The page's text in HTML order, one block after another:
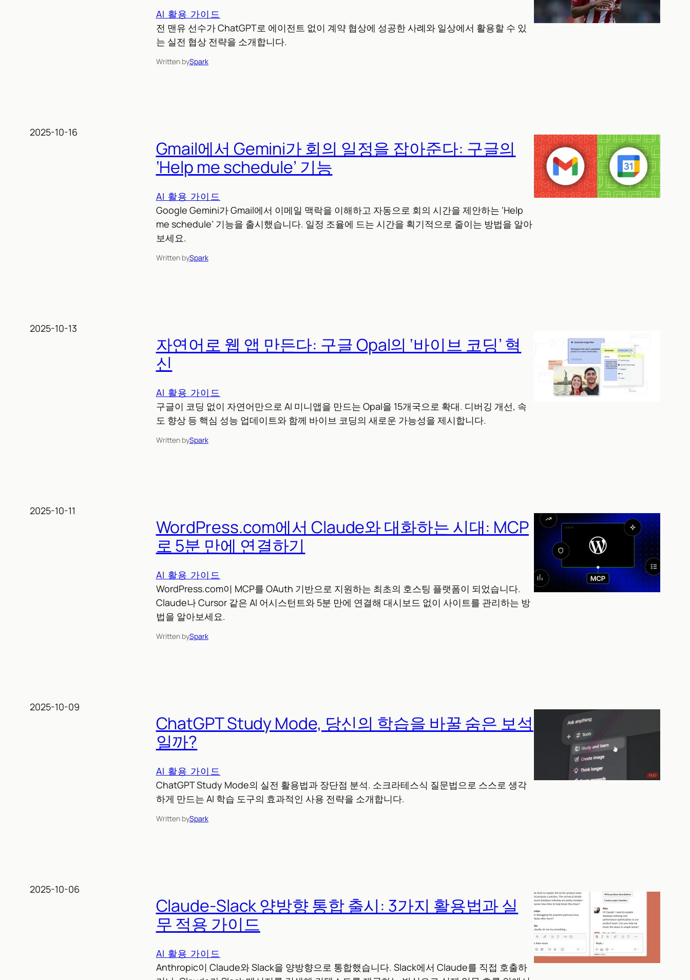
AI 활용 가이드
전 맨유 선수가 ChatGPT로 에이전트 없이 계약 협상에 성공한 사례와 일상에서 활용할 수 있
는 실전 협상 전략을 소개합니다.
Written bySpark
2025-10-16
Gmail에서 Gemini가 회의 일정을 잡아준다: 구글의
‘Help me schedule’ 기능
AI 활용 가이드
Google Gemini가 Gmail에서 이메일 맥락을 이해하고 자동으로 회의 시간을 제안하는 ‘Help
me schedule’ 기능을 출시했습니다. 일정 조율에 드는 시간을 획기적으로 줄이는 방법을 알아
보세요.
Written bySpark
2025-10-13
자연어로 웹 앱 만든다: 구글 Opal의 ‘바이브 코딩’ 혁
신
AI 활용 가이드
구글이 코딩 없이 자연어만으로 AI 미니앱을 만드는 Opal을 15개국으로 확대. 디버깅 개선, 속
도 향상 등 핵심 성능 업데이트와 함께 바이브 코딩의 새로운 가능성을 제시합니다.
Written bySpark
2025-10-11
WordPress.com에서 Claude와 대화하는 시대: MCP
로 5분 만에 연결하기
AI 활용 가이드
WordPress.com이 MCP를 OAuth 기반으로 지원하는 최초의 호스팅 플랫폼이 되었습니다.
Claude나 Cursor 같은 AI 어시스턴트와 5분 만에 연결해 대시보드 없이 사이트를 관리하는 방
법을 알아보세요.
Written bySpark
2025-10-09
ChatGPT Study Mode, 당신의 학습을 바꿀 숨은 보석
일까?
AI 활용 가이드
ChatGPT Study Mode의 실전 활용법과 장단점 분석. 소크라테스식 질문법으로 스스로 생각
하게 만드는 AI 학습 도구의 효과적인 사용 전략을 소개합니다.
Written bySpark
2025-10-06
Claude-Slack 양방향 통합 출시: 3가지 활용법과 실
무 적용 가이드
AI 활용 가이드
Anthropic이 Claude와 Slack을 양방향으로 통합했습니다. Slack에서 Claude를 직접 호출하